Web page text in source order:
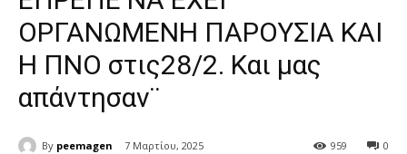
ΟΡΓΑΝΩΜΕΝΗ ΠΑΡΟΥΣΙΑ ΚΑΙ
Η ΠΝΟ στις28/2. Και μας
απάντησαν¨
By peemagen 7 Μαρτίου, 2025 0
959